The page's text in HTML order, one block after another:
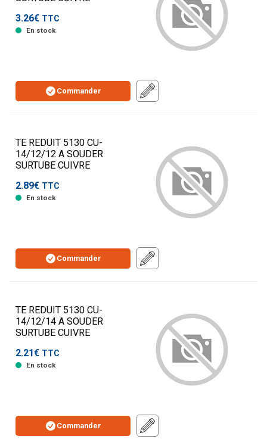
3.26€ TTC
En stock
Commander
TE REDUIT 5130 CU-
14/12/12 A SOUDER
SURTUBE CUIVRE
2.89€ TTC
En stock
Commander
TE REDUIT 5130 CU-
14/12/14 A SOUDER
SURTUBE CUIVRE
2.21€ TTC
En stock
Commander